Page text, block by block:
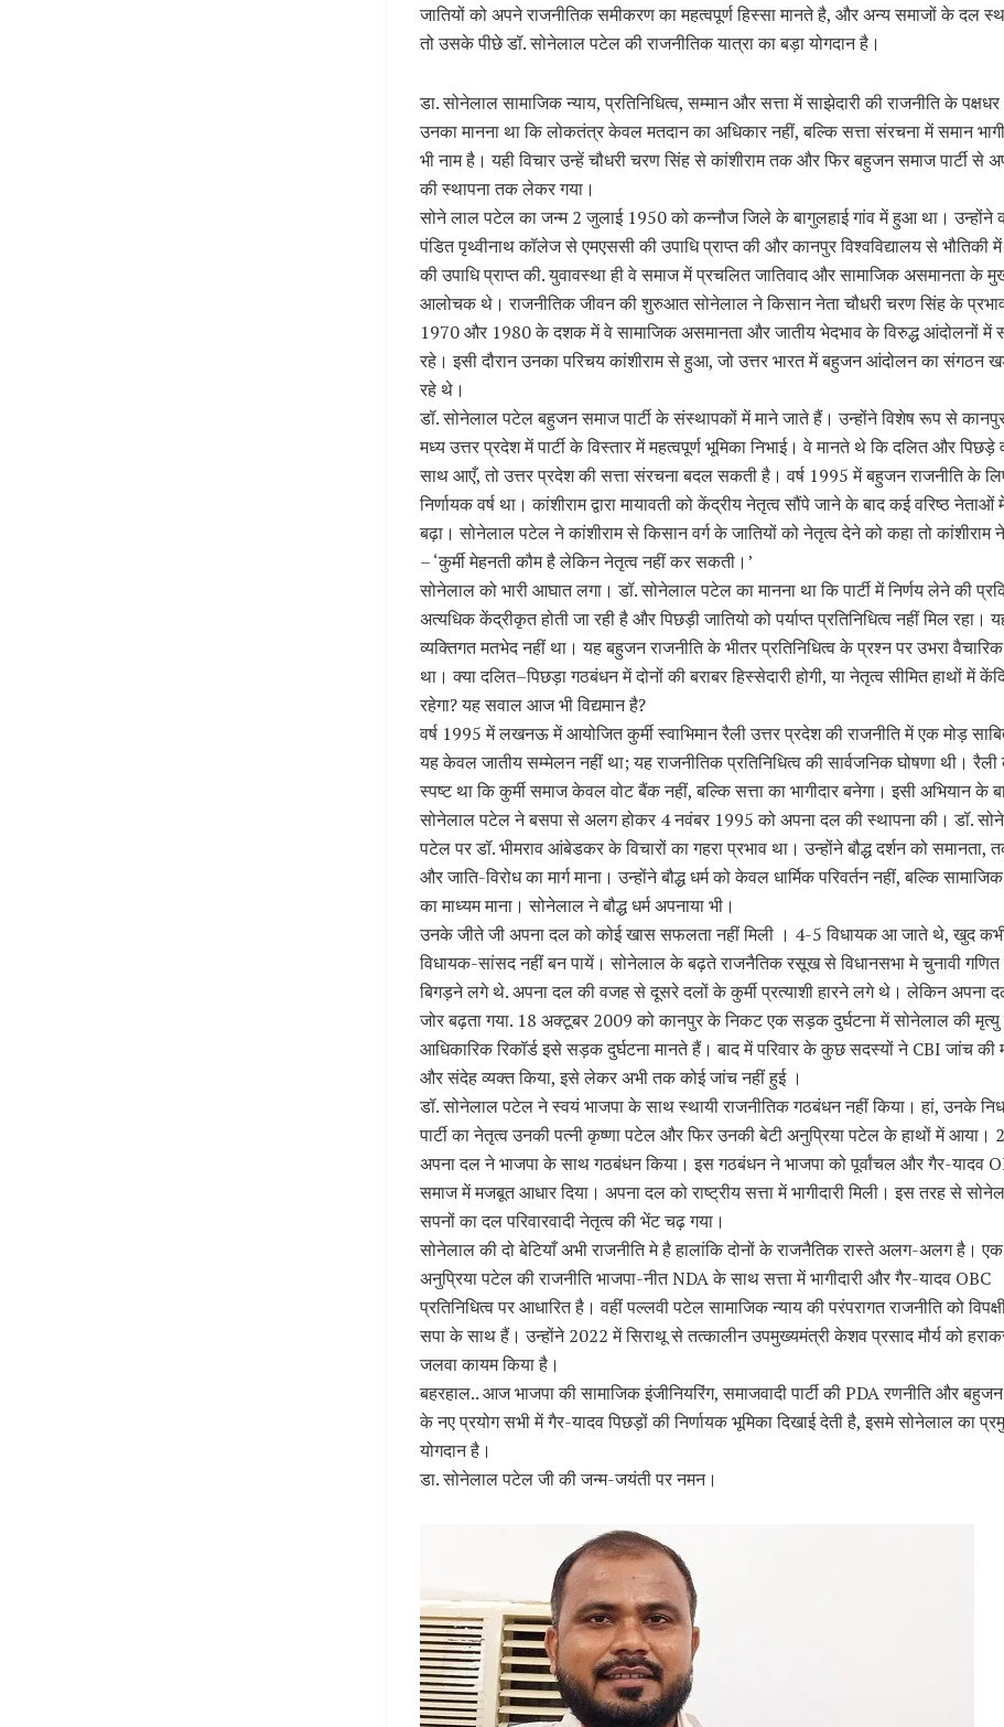
जातियों को अपने राजनीतिक समीकरण का महत्वपूर्ण हिस्सा मानते है, और अन्य समाजों के दल
तो उसके पीछे डॉ. सोनेलाल पटेल की राजनीतिक यात्रा का बड़ा योगदान है।
डा. सोनेलाल सामाजिक न्याय, प्रतिनिधित्व, सम्मान और सत्ता में साझेदारी की राजनीति के
उनका मानना था कि लोकतंत्र केवल मतदान का अधिकार नहीं, बल्कि सत्ता संरचना में समान
भी नाम है। यही विचार उन्हें चौधरी चरण सिंह से कांशीराम तक और फिर बहुजन समाज पार्टी से
की स्थापना तक लेकर गया।
सोने लाल पटेल का जन्म 2 जुलाई 1950 को कन्नौज जिले के बागुलहाई गांव में हुआ था। उन्होंने
पंडित पृथ्वीनाथ कॉलेज से एमएससी की उपाधि प्राप्त की और कानपुर विश्वविद्यालय से भौतिकी
की उपाधि प्राप्त की. युवावस्था ही वे समाज में प्रचलित जातिवाद और सामाजिक असमानता के
आलोचक थे। राजनीतिक जीवन की शुरुआत सोनेलाल ने किसान नेता चौधरी चरण सिंह के
1970 और 1980 के दशक में वे सामाजिक असमानता और जातीय भेदभाव के विरुद्ध आंदोलनों में
रहे। इसी दौरान उनका परिचय कांशीराम से हुआ, जो उत्तर भारत में बहुजन आंदोलन का संगठन
रहे थे।
डॉ. सोनेलाल पटेल बहुजन समाज पार्टी के संस्थापकों में माने जाते हैं। उन्होंने विशेष रूप से
मध्य उत्तर प्रदेश में पार्टी के विस्तार में महत्वपूर्ण भूमिका निभाई। वे मानते थे कि दलित और पिछड़े
साथ आएँ, तो उत्तर प्रदेश की सत्ता संरचना बदल सकती है। वर्ष 1995 में बहुजन राजनीति के
निर्णायक वर्ष था। कांशीराम द्वारा मायावती को केंद्रीय नेतृत्व सौंपे जाने के बाद कई वरिष्ठ
बढ़ा। सोनेलाल पटेल ने कांशीराम से किसान वर्ग के जातियों को नेतृत्व देने को कहा तो कांशीराम
– ‘कुर्मी मेहनती कौम है लेकिन नेतृत्व नहीं कर सकती।’
सोनेलाल को भारी आघात लगा। डॉ. सोनेलाल पटेल का मानना था कि पार्टी में निर्णय लेने की
अत्यधिक केंद्रीकृत होती जा रही है और पिछड़ी जातियो को पर्याप्त प्रतिनिधित्व नहीं मिल रहा।
व्यक्तिगत मतभेद नहीं था। यह बहुजन राजनीति के भीतर प्रतिनिधित्व के प्रश्न पर उभरा वैचारिक
था। क्या दलित–पिछड़ा गठबंधन में दोनों की बराबर हिस्सेदारी होगी, या नेतृत्व सीमित हाथों में
रहेगा? यह सवाल आज भी विद्यमान है?
वर्ष 1995 में लखनऊ में आयोजित कुर्मी स्वाभिमान रैली उत्तर प्रदेश की राजनीति में एक मोड़
यह केवल जातीय सम्मेलन नहीं था; यह राजनीतिक प्रतिनिधित्व की सार्वजनिक घोषणा थी।
स्पष्ट था कि कुर्मी समाज केवल वोट बैंक नहीं, बल्कि सत्ता का भागीदार बनेगा। इसी अभियान के
सोनेलाल पटेल ने बसपा से अलग होकर 4 नवंबर 1995 को अपना दल की स्थापना की। डॉ.
पटेल पर डॉ. भीमराव आंबेडकर के विचारों का गहरा प्रभाव था। उन्होंने बौद्ध दर्शन को समानता,
और जाति-विरोध का मार्ग माना। उन्होंने बौद्ध धर्म को केवल धार्मिक परिवर्तन नहीं, बल्कि सामाजिक
का माध्यम माना। सोनेलाल ने बौद्ध धर्म अपनाया भी।
उनके जीते जी अपना दल को कोई खास सफलता नहीं मिली । 4-5 विधायक आ जाते थे, खुद
विधायक-सांसद नहीं बन पायें। सोनेलाल के बढ़ते राजनैतिक रसूख से विधानसभा मे चुनावी
बिगड़ने लगे थे. अपना दल की वजह से दूसरे दलों के कुर्मी प्रत्याशी हारने लगे थे। लेकिन अपना
जोर बढ़ता गया. 18 अक्टूबर 2009 को कानपुर के निकट एक सड़क दुर्घटना में सोनेलाल की मृत्यु
आधिकारिक रिकॉर्ड इसे सड़क दुर्घटना मानते हैं। बाद में परिवार के कुछ सदस्यों ने CBI जांच की
और संदेह व्यक्त किया, इसे लेकर अभी तक कोई जांच नहीं हुई ।
डॉ. सोनेलाल पटेल ने स्वयं भाजपा के साथ स्थायी राजनीतिक गठबंधन नहीं किया। हां, उनके
पार्टी का नेतृत्व उनकी पत्नी कृष्णा पटेल और फिर उनकी बेटी अनुप्रिया पटेल के हाथों में आया।
अपना दल ने भाजपा के साथ गठबंधन किया। इस गठबंधन ने भाजपा को पूर्वांचल और गैर-यादव
समाज में मजबूत आधार दिया। अपना दल को राष्ट्रीय सत्ता में भागीदारी मिली। इस तरह से
सपनों का दल परिवारवादी नेतृत्व की भेंट चढ़ गया।
सोनेलाल की दो बेटियाँ अभी राजनीति मे है हालांकि दोनों के राजनैतिक रास्ते अलग-अलग है।
अनुप्रिया पटेल की राजनीति भाजपा-नीत NDA के साथ सत्ता में भागीदारी और गैर-यादव OBC
प्रतिनिधित्व पर आधारित है। वहीं पल्लवी पटेल सामाजिक न्याय की परंपरागत राजनीति को
सपा के साथ हैं। उन्होंने 2022 में सिराथू से तत्कालीन उपमुख्यमंत्री केशव प्रसाद मौर्य को
जलवा कायम किया है।
बहरहाल.. आज भाजपा की सामाजिक इंजीनियरिंग, समाजवादी पार्टी की PDA रणनीति और बहुजन
के नए प्रयोग सभी में गैर-यादव पिछड़ों की निर्णायक भूमिका दिखाई देती है, इसमे सोनेलाल का
योगदान है।
डा. सोनेलाल पटेल जी की जन्म-जयंती पर नमन।